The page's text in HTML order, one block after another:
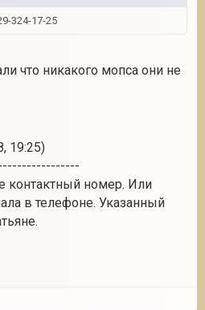
324-17-25
что никакого мопса они не
19:25)
контактный номер. Или
в телефоне. Указанный